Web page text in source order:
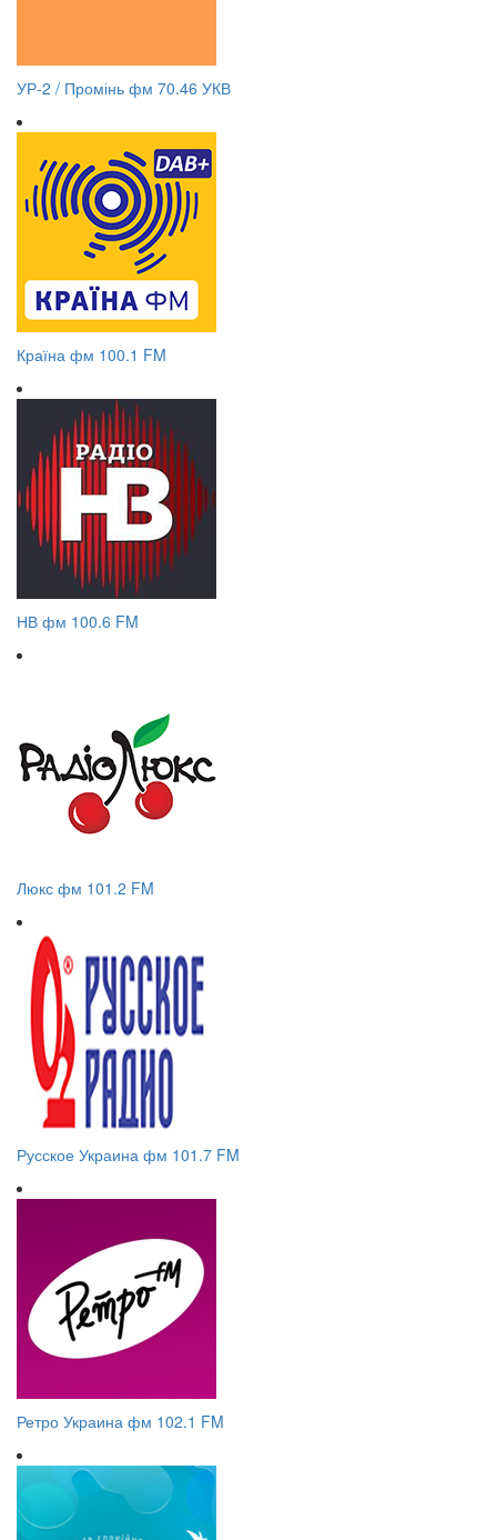
УР-2 / Промінь фм 70.46 УКВ
Країна фм 100.1 FM
НВ фм 100.6 FM
Люкс фм 101.2 FM
Русское Украина фм 101.7 FM
Ретро Украина фм 102.1 FM